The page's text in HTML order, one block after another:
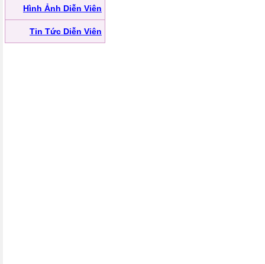
Hình Ảnh Diễn Viên
Tin Tức Diễn Viên